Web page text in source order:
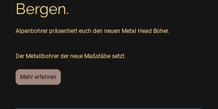
Bergen.
Alpenbohrer präsentiert euch den neuen Metal Head Boher.
Der Metallbohrer der neue Maßstäbe setzt.
Mehr erfahren